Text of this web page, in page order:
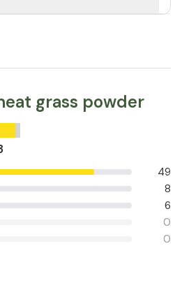
grass powder
49
8
6
0
0